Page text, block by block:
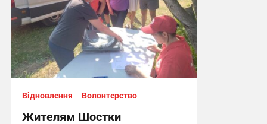
Відновлення Волонтерство
Жителям Шостки